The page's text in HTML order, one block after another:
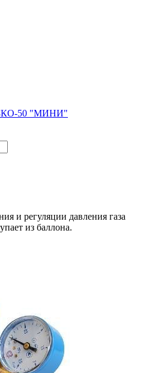
БКО-50 "МИНИ"
и регуляции давления газа
из баллона.